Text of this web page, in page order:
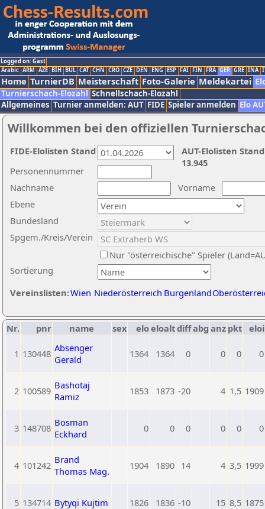
Logged on: Gast
Arabic ARM AZE BIH BUL CAT CHN CRO CZE DEN ENG ESP FAI FIN FRA GER GRE INA
Home TurnierDB Meisterschaft Foto-Galerie Meldekartei
Turnierschach-Elozahl Schnellschach-Elozahl
Allgemeines Turnier anmelden: AUT FIDE Spieler anmelden Elo
Willkommen bei den offiziellen
Nachname
Vorname
Ebene
Sortierung
Personennummer
Bundesland
Spgem./Kreis/Verein
Nur "österreichische" Spieler
Vereinslisten:Wien Niederösterreich Burgenland
AUT-Elolisten
13.945
FIDE-Elolisten Stand
Nr. pnr name sex eloeloaltdiffabg anz pkt eloi
1 130448 Absenger
Gerald
1364 1364 0 0 0 0
2 100589 Bashotaj
Ramiz
1853 1873 -20 4 1,5 1909
3 148708 Bosman
Eckhard
0 0 0 0 0 0
4 101242 Brand
Thomas Mag.
1904 1890 14 4 3,5 1999
5 134714 Bytyqi Kujtim 1826 1836 -10 15 8,5 1875